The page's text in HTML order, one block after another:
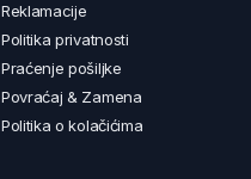
Reklamacije
Politika privatnosti
Praćenje pošiljke
Povraćaj & Zamena
Politika o kolačićima